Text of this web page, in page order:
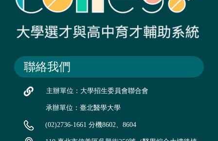
聯絡我們
主辦單位：大學招生委員會聯合會
承辦單位：臺北醫學大學
(02)2736-1661 分機8602、8604